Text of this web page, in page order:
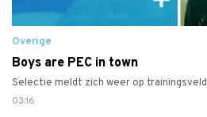
Overige
Boys are PEC in town
Selectie meldt zich weer op trainingsveld
03:16